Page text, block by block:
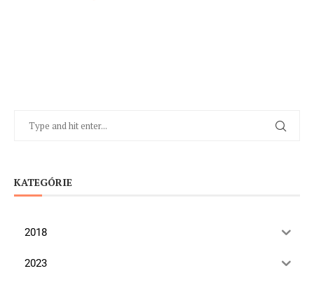
KATEGÓRIE
2018
2023